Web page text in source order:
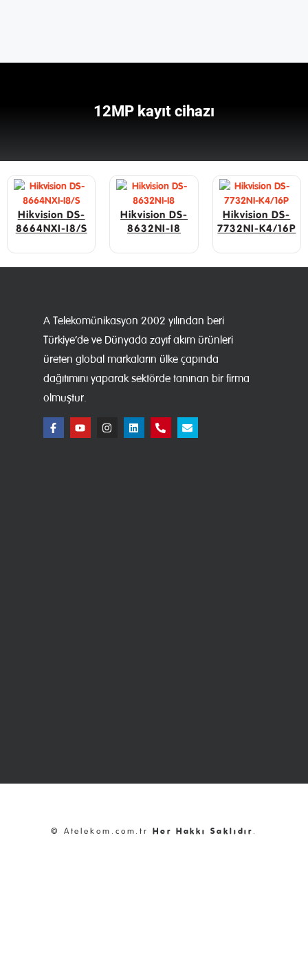
12MP kayıt cihazı
Hikvision DS-
8664NXI-I8/S
Hikvision DS-
8632NI-I8
Hikvision DS-
7732NI-K4/16P
A Telekomünikasyon 2002 yılından beri
Türkiye’de ve Dünyada zayıf akım ürünleri
üreten global markaların ülke çapında
dağıtımını yaparak sektörde tanınan bir firma
olmuştur.
© Atelekom.com.trHer Hakkı Saklıdır .